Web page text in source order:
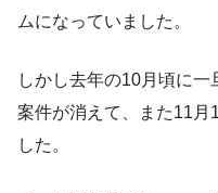
ムになっていました。
しかし去年の10月頃に一
案件が消えて、また11月
した。